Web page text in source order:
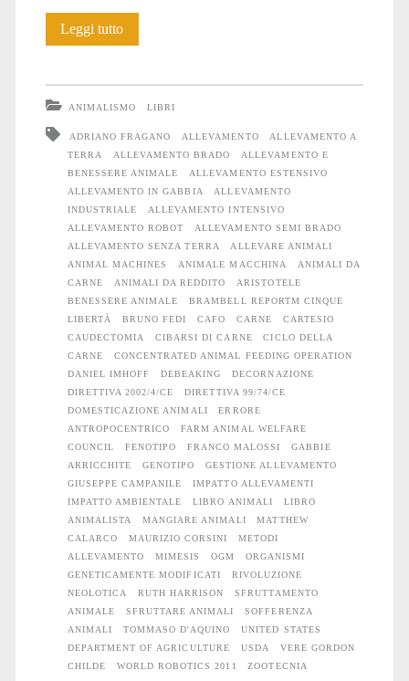
Leggi tuttoL’allevamento:
strage
invisibile
ANIMALISMO LIBRI
ADRIANO FRAGANO ALLEVAMENTO
ALLEVAMENTO A
TERRA
ALLEVAMENTO BRADO
ALLEVAMENTO E
BENESSERE ANIMALE
ALLEVAMENTO ESTENSIVO
ALLEVAMENTO IN GABBIA
ALLEVAMENTO
INDUSTRIALE
ALLEVAMENTO INTENSIVO
ALLEVAMENTO ROBOT
ALLEVAMENTO SEMI BRADO
ALLEVAMENTO SENZA TERRA
ALLEVARE ANIMALI
ANIMAL MACHINES
ANIMALE MACCHINA
ANIMALI DA
CARNE
ANIMALI DA REDDITO
ARISTOTELE
BENESSERE ANIMALE
BRAMBELL REPORTM CINQUE
LIBERTÀ
BRUNO FEDI CAFO CARNE
CARTESIO
CAUDECTOMIA
CIBARSI DI CARNE
CICLO DELLA
CARNE
CONCENTRATED ANIMAL FEEDING OPERATION
DANIEL IMHOFF
DEBEAKING
DECORNAZIONE
DIRETTIVA 2002/4/CE
DIRETTIVA 99/74/CE
DOMESTICAZIONE ANIMALI
ERRORE
ANTROPOCENTRICO
FARM ANIMAL WELFARE
COUNCIL
FENOTIPO FRANCO MALOSSI
GABBIE
ARRICCHITE
GENOTIPO
GESTIONE ALLEVAMENTO
GIUSEPPE CAMPANILE
IMPATTO ALLEVAMENTI
IMPATTO AMBIENTALE
LIBRO ANIMALI
LIBRO
ANIMALISTA
MANGIARE ANIMALI
MATTHEW
CALARCO
MAURIZIO CORSINI
METODI
ALLEVAMENTO
MIMESIS OGM
ORGANISMI
GENETICAMENTE MODIFICATI
RIVOLUZIONE
NEOLOTICA
RUTH HARRISON
SFRUTTAMENTO
ANIMALE
SFRUTTARE ANIMALI
SOFFERENZA
ANIMALI
TOMMASO D'AQUINO
UNITED STATES
DEPARTMENT OF AGRICULTURE
USDA
VERE GORDON
CHILDE
WORLD ROBOTICS 2011 ZOOTECNIA